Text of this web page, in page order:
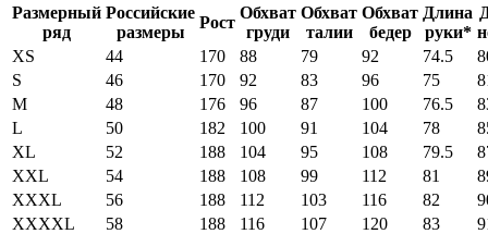
Размерный
ряд
Российские
размеры
Рост
Обхват
груди
Обхват
талии
Обхват
бедер
Длина
руки*
XS
44 170 88 79 92 74.5
S
46 170 92 83 96 75
M
48 176 96 87 100 76.5
L
50 182 100 91 104 78
XL
52 188 104 95 108 79.5
XXL
54 188 108 99 112 81
XXXL
56 188 112 103 116 82
XXXXL
58 188 116 107 120 83